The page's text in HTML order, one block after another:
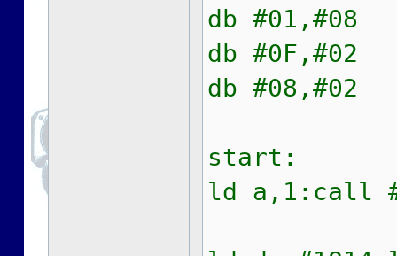
db #01,#08
db #0F,#02
db #08,#02
start:
ld a,1:call